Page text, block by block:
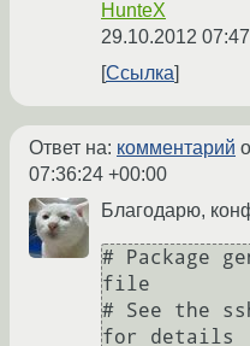
HunteX
29.10.2012
Ссылка
Ответ на: комментарий
07:36:24 +00:00
Благодарю,
# Package
file
# See the
for details